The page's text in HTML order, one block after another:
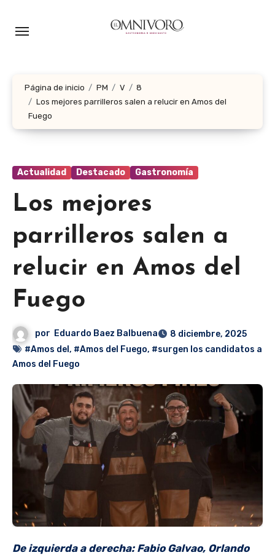
Página de inicio PM V
8
Los mejores parrilleros salen a relucir en Amos del
Fuego
Actualidad Destacado Gastronomía
Los mejores
parrilleros salen a
relucir en Amos del
Fuego
por Eduardo Baez Balbuena
8 diciembre, 2025
#Amos del , #Amos del Fuego, #surgen los candidatos a
Amos del Fuego
De izquierda a derecha: Fabio Galvao, Orlando